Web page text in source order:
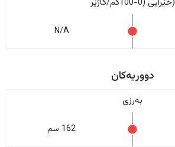
N/A
دووریەکان
بەرزی
162 سم